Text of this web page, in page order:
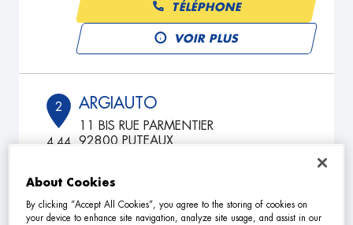
TÉLÉPHONE
VOIR PLUS
2
4.44
ARGIAUTO
11 BIS RUE PARMENTIER
92800 PUTEAUX
VOIR PLUS
About Cookies
By clicking “Accept All Cookies”, you agree to the storing of cookies on
your device to enhance site navigation, analyze site usage, and assist in our